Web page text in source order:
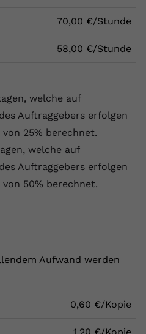
70,00 €/Stunde
58,00 €/Stunde
welche auf
Auftraggebers erfolgen
25% berechnet.
welche auf
Auftraggebers erfolgen
50% berechnet.
Aufwand werden
0,60 €/Kopie